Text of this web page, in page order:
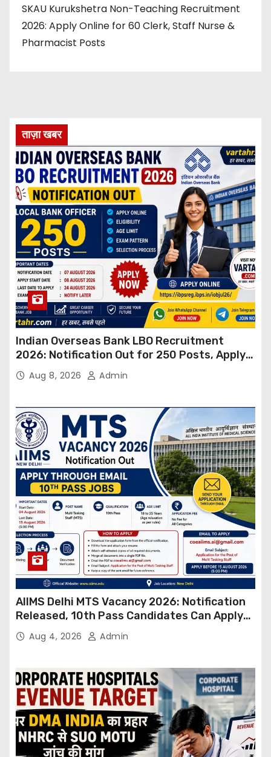
SKAU Kurukshetra Non-Teaching Recruitment
2026: Apply Online for 60 Clerk, Staff Nurse &
Pharmacist Posts
ताज़ा खबर
Indian Overseas Bank LBO Recruitment
2026: Notification Out for 250 Posts, Apply
OnlineAug 8, 2026 Admin
AIIMS Delhi MTS Vacancy 2026: Notification
Released, 10th Pass Candidates Can Apply
Through Email
Aug 4, 2026 Admin